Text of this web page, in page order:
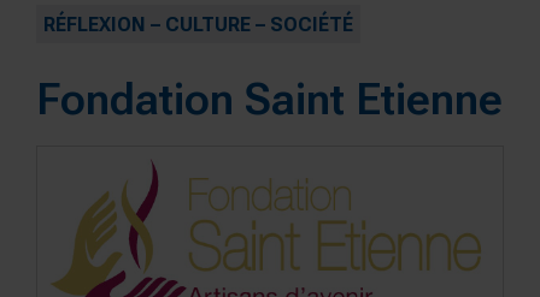
RÉFLEXION – CULTURE – SOCIÉTÉ
Fondation Saint Etienne